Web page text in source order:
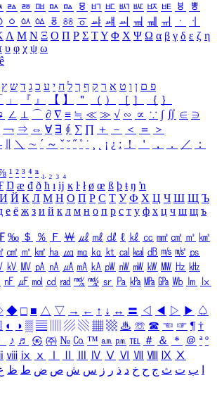
ㅬ ㅭ ㅮ ㅯ ㅰ ㅱ ㅲ ㅳ ㅴ ㅵ ㅶ ㅷ ㅸ
ㅹ
ㆁ ㆂ ㆃ ㆄ ㆅ ㆆ ㆇ ㆈ ㆉ ㆊ ㆋ ㆌ ㆍ
ㆎ
Λ Μ Ν Ξ Ο Π Ρ Σ ΤΥ Φ Χ Ψ Ω α β γ δ ε ζ η
υ φ χ ψ ω
ê
פ ם ן ו ט א ר ק ף ך ל ח י ע כ ג ד ש ץ
」 『 』 【 】 ＂ （ ） ［ ］ ｛ ｝
∠ ⊥ ⌒ ∂ ∇ ≡ ≒ ≪ ≫ √ ∽ ∝ ∵ ∫ ∬ ∈ ∋
￢ ⇒ ⇔ ∀ ∃ ∮ ∑ ∏ ＋ － ＜ ＝
＞
＼ ∼ ´ ～ ˇ ˘ ˝ ˚ ˙ ¸ ¡ ¿ ː ！ ＇ ， ． ／
：
¹ ² ³ ⁴ ⁿ ₁ ₂ ₃ ₄
Ŋ æ đ ð ħ ı ĳ ĸ ŀ ł ø œ ß þ ŧ ŋ ŉ
И Й К Л М Н О П Р С Т У Ф Х Ц Ч Ш Щ Ъ
е ё ж з и й к л м н о п р с т у ф х ц ч ш щ ъ
‰ ＄ ％ Ｆ ￦ ㎕ ㎖ ㎗ ℓ ㎘ ㏄ ㎣ ㎤ ㎥ ㎦
㎠ ㎡ ㎢ ㏊ ㎍ ㎎ ㎏ ㏏ ㎈ ㎉ ㏈ ㎧ ㎨ ㎰
㎸ ㎹ ㎀ ㎁ ㎂ ㎃ ㎄ ㎺ ㎻ ㎽ ㎾ ㎿ ㎐ ㎑
㎋ ㎌ ㏖ ㏅ ㎭ ㎮ ㎯ ㏛ ㎩ ㎪ ㎫ ㎬ ㏝ ㏐
㏓
◆ □ ■ △ ▽ → ← ↑ ↓ ↔ 〓 ◁ ◀ ▷ ▶ ♤
◐ ◑ ▒ ▤ ▨ ▧ ▦ ▩ ♨ ☏ ☎ ☜ ☞ ¶ †
♪ ♬ ㉿ ㈜ № ㏇ ™ ㏂ ㏘ ℡ ＃ ＆ ＊ ＠ ª º
ⅷ ⅸ ⅹ Ⅳ Ⅴ Ⅵ Ⅶ Ⅷ Ⅸ Ⅹ
ب ت ث ج ح خ د ذ ر ز س ش ص ض ط ظ